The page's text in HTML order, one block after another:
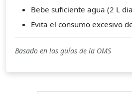
Bebe suficiente agua (2 L
Evita el consumo excesivo
Basado en las guías de la OMS